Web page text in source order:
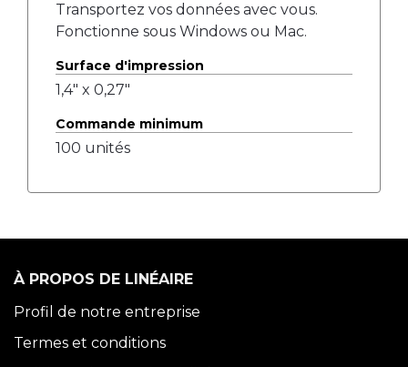
Transportez vos données avec vous.
Fonctionne sous Windows ou Mac.
Surface d'impression
1,4" x 0,27"
Commande minimum
100 unités
À PROPOS DE LINÉAIRE
Profil de notre entreprise
Termes et conditions